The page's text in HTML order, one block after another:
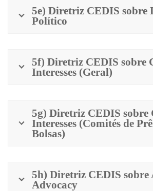
5e) Diretriz CEDIS sobre
Político
5f) Diretriz CEDIS sobre
Interesses (Geral)
5g) Diretriz CEDIS sobre
Interesses (Comités de
Bolsas)
5h) Diretriz CEDIS sobre
Advocacy